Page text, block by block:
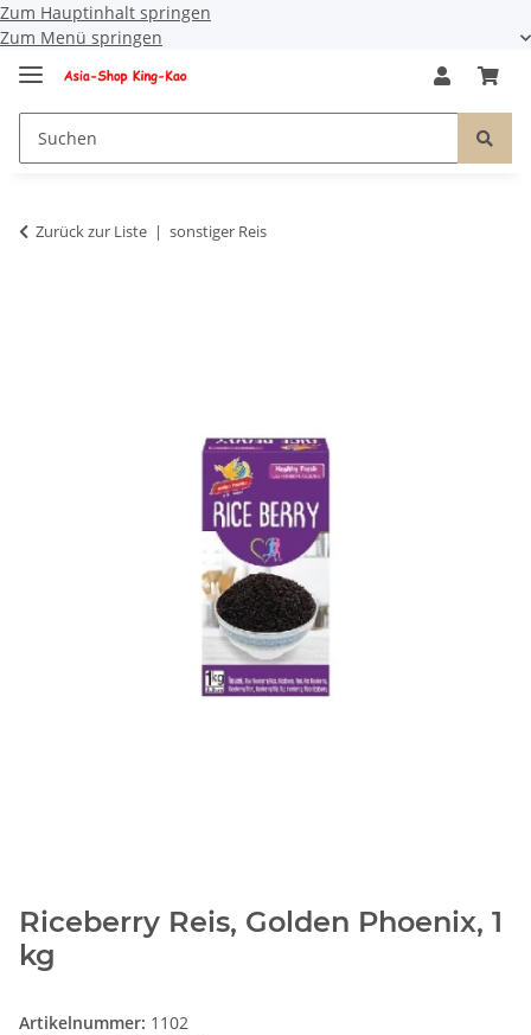
Zum Hauptinhalt springen
Zum Menü springen
Zurück zur Liste sonstiger Reis
Riceberry Reis, Golden Phoenix, 1
kg
Artikelnummer: 1102